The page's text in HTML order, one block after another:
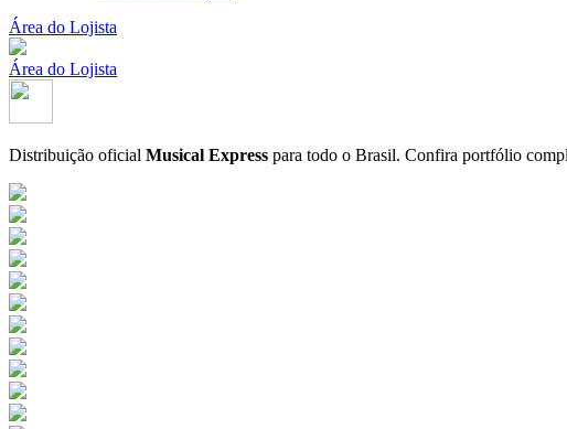
Área do Lojista
Área do Lojista
Distribuição oficial Musical Express para todo o Brasil. Confira portfólio